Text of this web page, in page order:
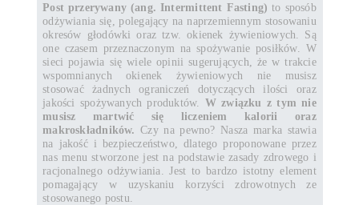
Post przerywany (ang. Intermittent Fasting) to sposób
odżywiania się, polegający na naprzemiennym stosowaniu
okresów głodówki oraz tzw. okienek żywieniowych. Są
one czasem przeznaczonym na spożywanie posiłków. W
sieci pojawia się wiele opinii sugerujących, że w trakcie
wspomnianych okienek żywieniowych nie musisz
stosować żadnych ograniczeń dotyczących ilości oraz
jakości spożywanych produktów. W związku z tym nie
musisz martwić się liczeniem kalorii oraz
makroskładników. Czy na pewno? Nasza marka stawia
na jakość i bezpieczeństwo, dlatego proponowane przez
nas menu stworzone jest na podstawie zasady zdrowego i
racjonalnego odżywiania. Jest to bardzo istotny element
pomagający w uzyskaniu korzyści zdrowotnych ze
stosowanego postu.